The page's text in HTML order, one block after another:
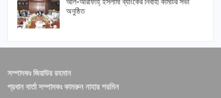
আল-আরাফাহ্ ইসলামী ব্যাংকের নির্বাহী কমিটির সভা
অনুষ্ঠিত
সম্পাদকঃ জিয়াউর রহমান
প্রধান বার্তা সম্পাদকঃ কামরুন নাহার শরমিন